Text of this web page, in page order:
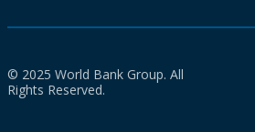
© 2025 World Bank Group. All
Rights Reserved.